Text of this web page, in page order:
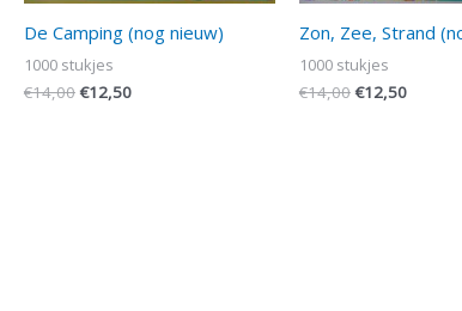
De Camping (nog nieuw)
1000 stukjes
€14,00 €12,50
Zon, Zee, Strand
1000 stukjes
€14,00 €12,50